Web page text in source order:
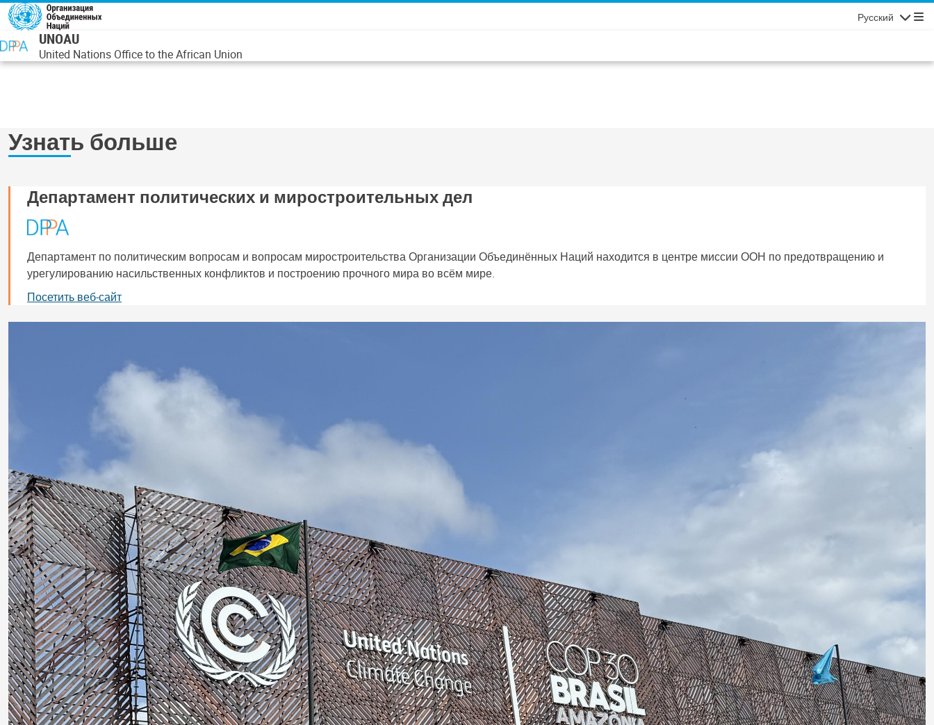
Перейти к основному содержанию
Русский
UNOAU
United Nations Office to the African Union
Узнать больше
Департамент политических и миростроительных дел
Департамент по политическим вопросам и вопросам миростроительства Организации Объединённых Наций находится в центре миссии ООН по предотвращению и
урегулированию насильственных конфликтов и построению прочного мира во всём мире.
Посетить веб-сайт